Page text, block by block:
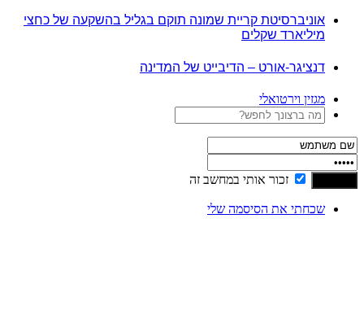
אוניברסיטת קריית שמונה תוקם בגליל בהשקעה של כחצי
מיליארד שקלים
דנציגר-אורט – הדיבייט של המדינה
מגזין וירטואלי
זכור אותי במחשב זה
שכחתי את הסיסמה שלי